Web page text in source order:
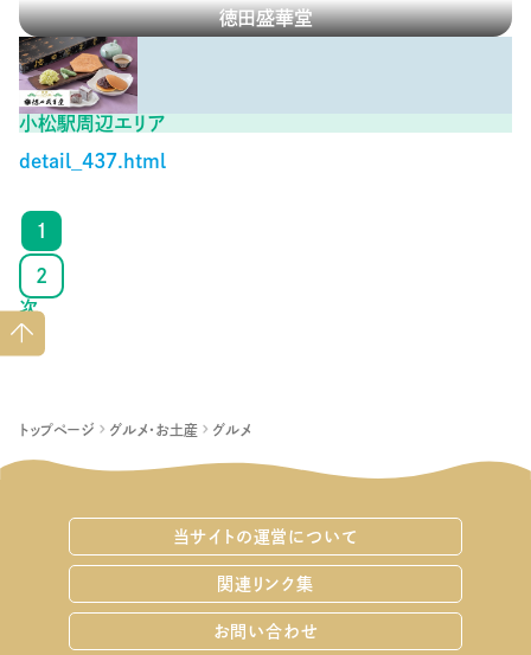
トップページ グルメ・お土産 グルメ
徳田盛華堂
小松駅周辺エリア
detail_437.html
1
2
次
ペー
ジト
ップ
当サイトの運営について
関連リンク集
お問い合わせ